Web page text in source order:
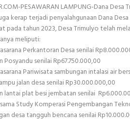
PESAWARAN LAMPUNG-Dana
kerap terjadi penyalahgunaan Dana
pada tahun 2023, Desa Trimulyo telah
meliputi:
Perkantoran Desa senilai
Posyandu senilai Rp67.750.000,00
Pariwisata sambungan intalasi air
jalan desa senilai Rp30.000.000,00
lantai plat besi jembatan senilai
Study Komperasi Pengembangan
desa tangguh bencana senilai